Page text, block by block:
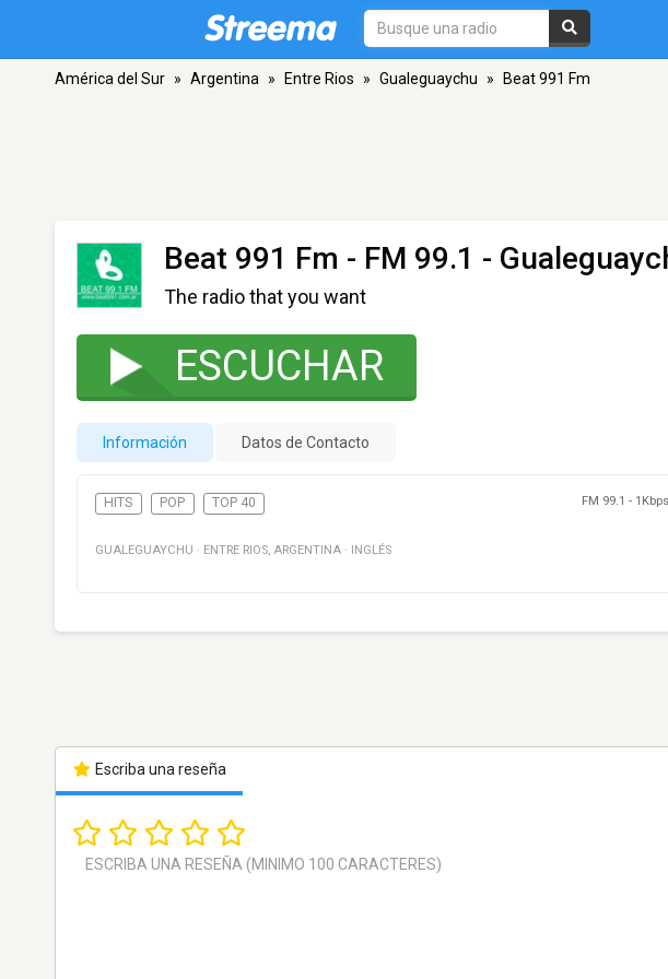
América del Sur » Argentina » Entre Rios » Gualeguaychu » Beat 991 Fm
Beat 991 Fm - FM 99.1 -
The radio that you want
ESCUCHAR
Información Datos de Contacto
HITS POP TOP 40 FM 99.1 - 1Kbps
GUALEGUAYCHU · ENTRE RIOS, ARGENTINA · INGLÉS
Escriba una reseña